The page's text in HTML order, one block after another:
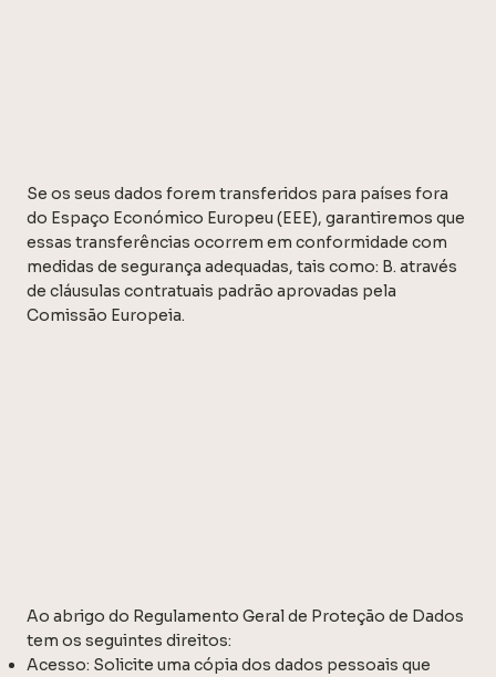
Se os seus dados forem transferidos para países fora
do Espaço Económico Europeu (EEE), garantiremos que
essas transferências ocorrem em conformidade com
medidas de segurança adequadas, tais como: B. através
de cláusulas contratuais padrão aprovadas pela
Comissão Europeia.
Ao abrigo do Regulamento Geral de Proteção de Dados
tem os seguintes direitos:
Acesso: Solicite uma cópia dos dados pessoais que